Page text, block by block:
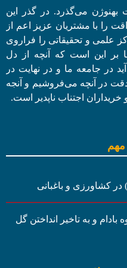
بهنوژن می‌گذرد. در گذر این
را با مشتریان عزیز اعم از
علمی و تحقیقاتی را فراروی
بر این است که آنچه از دل
در جامعه ما و در نهایت در
دقت در آنچه می‌فروشیم و آنجه
اجتناب ناپدیر است.
در کشاورزی و باغبانی
و به تاخیر انداختن گل